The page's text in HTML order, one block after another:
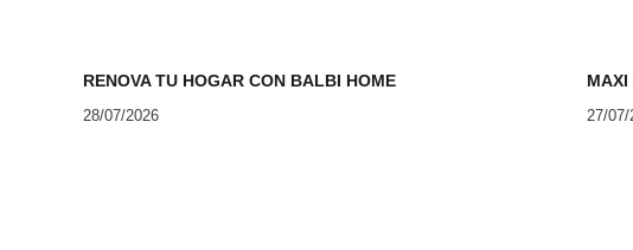
RENOVA TU HOGAR CON BALBI HOME
28/07/2026
MAXI
27/07/